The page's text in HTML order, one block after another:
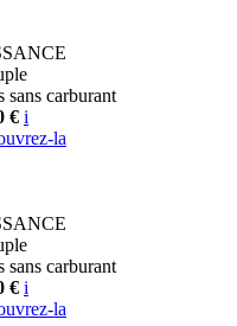
sans carburant
€ i
la
sans carburant
€ i
la